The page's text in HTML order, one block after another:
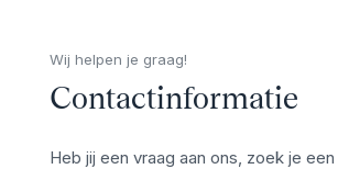
Wij helpen je graag!
Contactinformatie
Heb jij een vraag aan ons, zoek je een